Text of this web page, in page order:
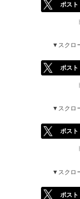
ポスト
▼スクロ
ポスト
▼スクロ
ポスト
▼スクロ
ポスト